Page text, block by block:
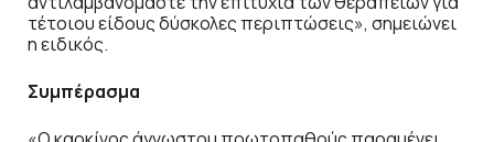
τέτοιου είδους δύσκολες περιπτώσεις», σημειώνει
η ειδικός.
Συμπέρασμα